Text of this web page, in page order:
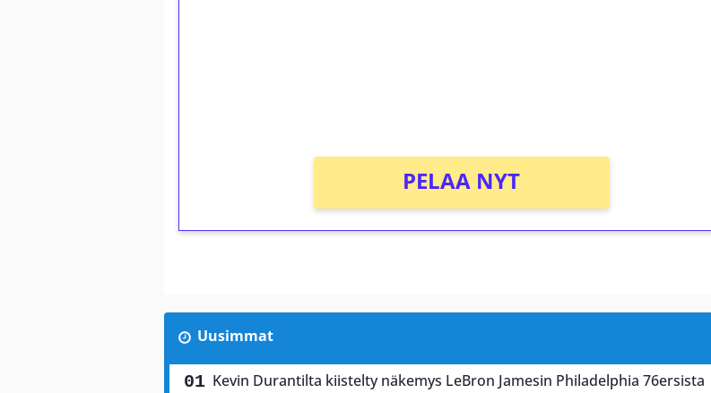
PELAA NYT
Uusimmat
Kevin Durantilta kiistelty näkemys LeBron Jamesin Philadelphia 76ersista